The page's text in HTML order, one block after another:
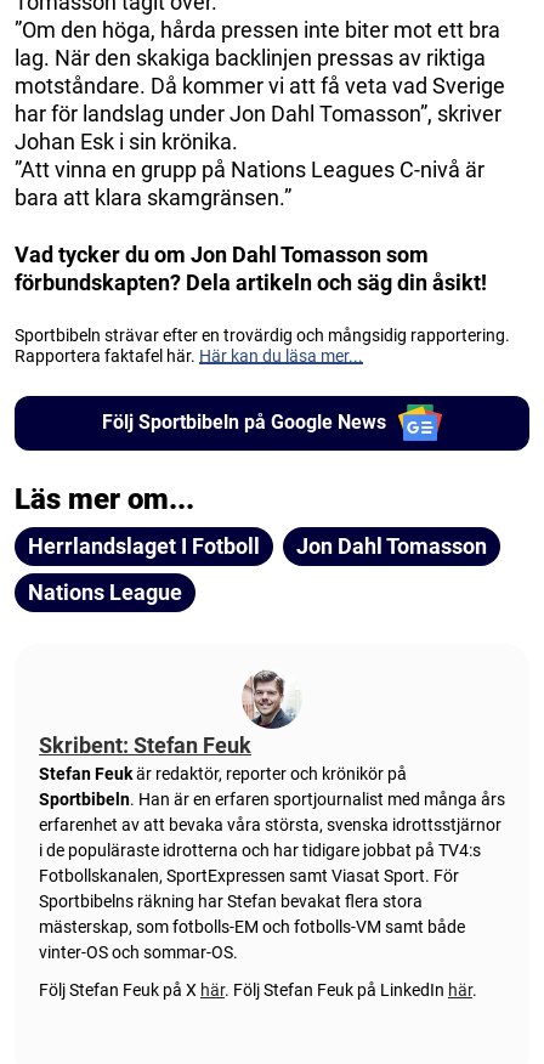
”Om den höga, hårda pressen inte biter mot ett bra
lag. När den skakiga backlinjen pressas av riktiga
motståndare. Då kommer vi att få veta vad Sverige
har för landslag under Jon Dahl Tomasson”, skriver
Johan Esk i sin krönika.
”Att vinna en grupp på Nations Leagues C-nivå är
bara att klara skamgränsen.”
Vad tycker du om Jon Dahl Tomasson som
förbundskapten? Dela artikeln och säg din åsikt!
Sportbibeln strävar efter en trovärdig och mångsidig rapportering.
Rapportera faktafel här. Här kan du läsa mer...
Följ Sportbibeln på Google News
Läs mer om...
Herrlandslaget I Fotboll
Jon Dahl Tomasson
Nations League
Skribent: Stefan Feuk
Stefan Feukär redaktör, reporter och krönikör på
Sportbibeln. Han är en erfaren sportjournalist med många års
erfarenhet av att bevaka våra största, svenska idrottsstjärnor
i de populäraste idrotterna och har tidigare jobbat på TV4:s
Fotbollskanalen, SportExpressen samt Viasat Sport. För
Sportbibelns räkning har Stefan bevakat flera stora
mästerskap, som fotbolls-EM och fotbolls-VM samt både
vinter-OS och sommar-OS.
Följ Stefan Feuk på X här. Följ Stefan Feuk på LinkedIn här.